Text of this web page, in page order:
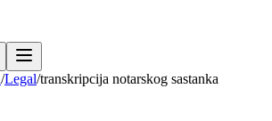
/Legal/transkripcija notarskog sastanka